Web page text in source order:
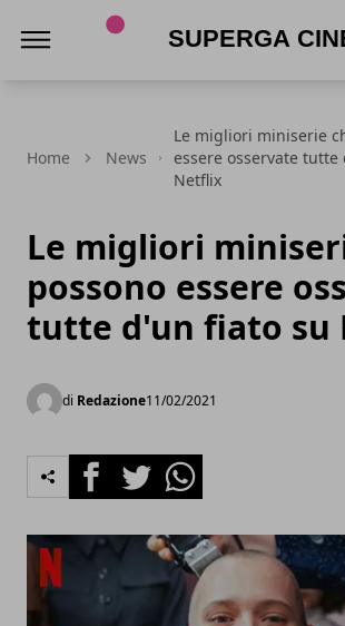
Home News
Le migliori miniserie
essere osservate
Netflix
Le migliori
possono essere
tutte d'un fiato su
di Redazione11/02/2021
FacebookTwitterWhatsapp